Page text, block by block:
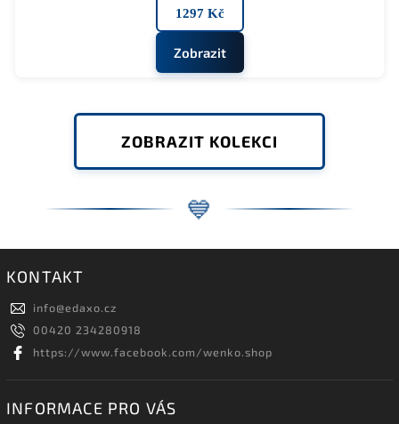
1297 Kč
Zobrazit
ZOBRAZIT KOLEKCI
💙
KONTAKT
info@edaxo.cz
00420 234280918
https://www.facebook.com/wenko.shop
INFORMACE PRO VÁS